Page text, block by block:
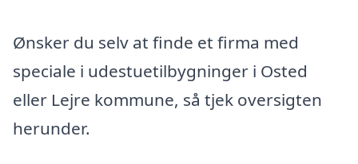
Ønsker du selv at finde et firma med
speciale i udestuetilbygninger i Osted
eller Lejre kommune, så tjek oversigten
herunder.